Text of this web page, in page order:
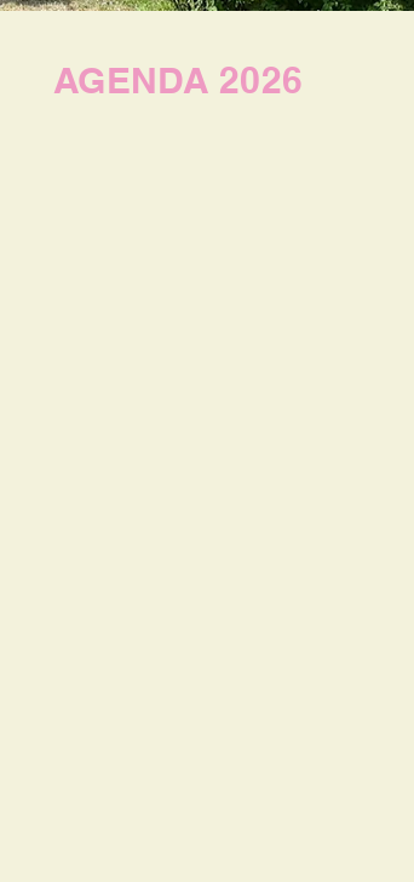
AGENDA 2026